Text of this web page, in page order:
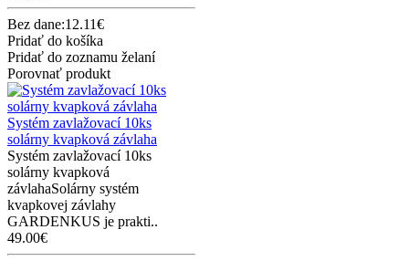
Bez dane:12.11€
Pridať do košíka
Pridať do zoznamu želaní
Porovnať produkt
Systém zavlažovací 10ks
solárny kvapková závlaha
Systém zavlažovací 10ks
solárny kvapková
závlahaSolárny systém
kvapkovej závlahy
GARDENKUS je prakti..
49.00€